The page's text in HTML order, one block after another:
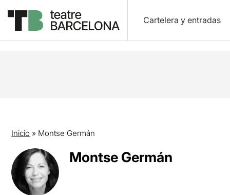
Cartelera y entradas
Inicio » Montse Germán
Montse Germán